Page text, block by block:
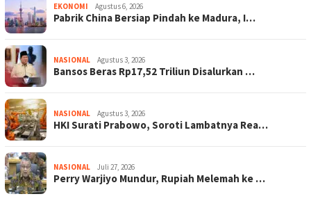
EKONOMI Agustus 6, 2026
Pabrik China Bersiap Pindah ke Madura, I…
NASIONAL Agustus 3, 2026
Bansos Beras Rp17,52 Triliun Disalurkan …
NASIONAL Agustus 3, 2026
HKI Surati Prabowo, Soroti Lambatnya Rea…
NASIONAL Juli 27, 2026
Perry Warjiyo Mundur, Rupiah Melemah ke …